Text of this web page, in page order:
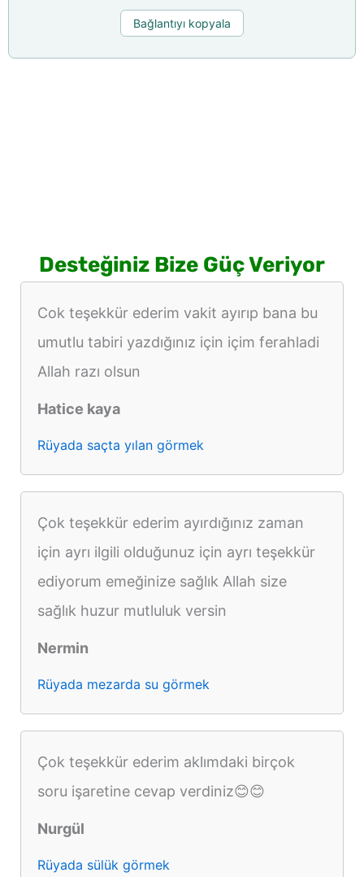
Bağlantıyı kopyala
Desteğiniz Bize Güç Veriyor
Cok teşekkür ederim vakit ayırıp bana bu
umutlu tabiri yazdığınız için içim ferahladi
Allah razı olsun
Hatice kaya
Rüyada saçta yılan görmek
Çok teşekkür ederim ayırdığınız zaman
için ayrı ilgili olduğunuz için ayrı teşekkür
ediyorum emeğinize sağlık Allah size
sağlık huzur mutluluk versin
Nermin
Rüyada mezarda su görmek
Çok teşekkür ederim aklımdaki birçok
soru işaretine cevap verdiniz😊😊
Nurgül
Rüyada sülük görmek